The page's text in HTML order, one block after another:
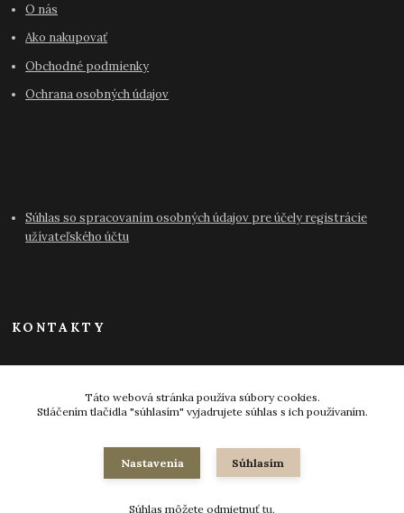
O nás
Ako nakupovať
Obchodné podmienky
Ochrana osobných údajov
Súhlas so spracovaním osobných údajov pre účely registrácie
užívateľského účtu
KONTAKTY
Táto webová stránka používa súbory cookies.
Stláčením tlačidla "súhlasím" vyjadrujete súhlas s ich používaním.
Nastavenia Súhlasím
Súhlas môžete odmietnuť tu.